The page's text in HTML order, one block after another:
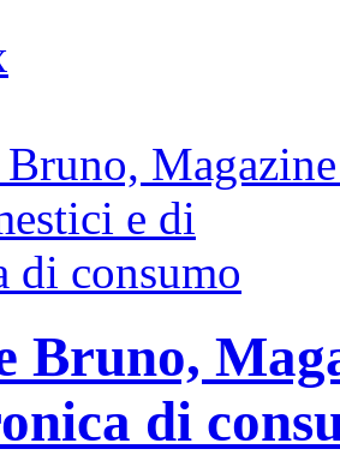
Bruno,
di